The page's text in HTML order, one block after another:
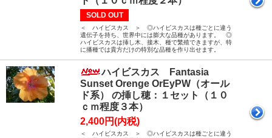
SOLD OUT
＜ ハイビスカス ＞ ◎ハイビスカスは種ごとに違う
遺伝子を持ち、世界中には膨大な品種があります。 ◎
ハイビスカスは挿し木、接木、種で繁殖できますが、特
に播種では貴方だけの特別な品種を作り出せます。
ハイビスカス Fantasia
Sunset Orenge OrEyPW（オール
ド系） の挿し穂：１セット（１０
ｃｍ程度３本）
2,400円(内税)
＜ ハイビスカス ＞ ◎ハイビスカスは種ごとに違う